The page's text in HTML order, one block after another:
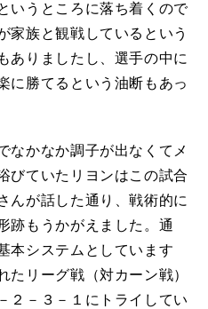
いうところに落ち着くので
家族と観戦しているという
ありましたし、選手の中に
に勝てるという油断もあっ
かなか調子が出なくてメ
びていたリヨンはこの試合
んが話した通り、戦術的に
跡もうかがえました。通
本システムとしています
リーグ戦（対カーン戦）
２－３－１にトライしてい